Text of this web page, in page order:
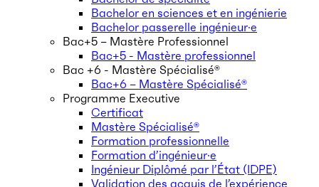
Bachelor en sciences et en ingénierie
Bachelor passerelle ingénieur·e
Bac+5 – Mastère Professionnel
Bac+5 - Mastère professionnel
Bac +6 - Mastère Spécialisé®
Bac+6 – Mastère Spécialisé®
Programme Executive
Certificat
Mastère Spécialisé®
Formation professionnelle
Formation d’ingénieur·e
Ingénieur Diplômé par l’État (IDPE)
Validation des acquis de l’expérience